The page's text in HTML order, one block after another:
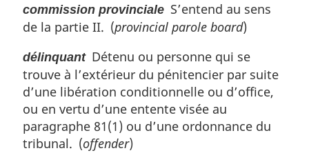
commission provinciale S’entend au sens
de la partie II. (provincial parole board)
délinquantDétenu ou personne qui se
trouve à l’extérieur du pénitencier par suite
d’une libération conditionnelle ou d’office,
ou en vertu d’une entente visée au
paragraphe 81(1) ou d’une ordonnance du
tribunal. (offender)